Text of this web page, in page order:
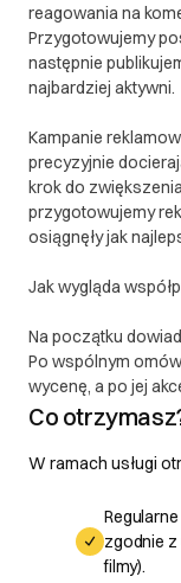
reagowania na
Przygotowujemy
następnie
najbardziej aktywni.
Kampanie
precyzyjnie
krok do
przygotowujemy
osiągnęły jak
Jak wygląda
Na początku
Po wspólnym
wycenę, a po jej
Co
W ramach usługi
zgodnie z
filmy).